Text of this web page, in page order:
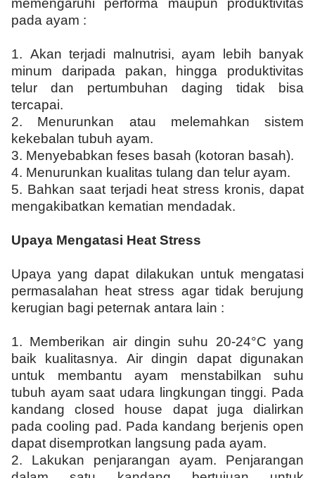
memengaruhi performa maupun produktivitas
pada ayam :
1. Akan terjadi malnutrisi, ayam lebih banyak
minum daripada pakan, hingga produktivitas
telur dan pertumbuhan daging tidak bisa
tercapai.
2. Menurunkan atau melemahkan sistem
kekebalan tubuh ayam.
3. Menyebabkan feses basah (kotoran basah).
4. Menurunkan kualitas tulang dan telur ayam.
5. Bahkan saat terjadi heat stress kronis, dapat
mengakibatkan kematian mendadak.
Upaya Mengatasi Heat Stress
Upaya yang dapat dilakukan untuk mengatasi
permasalahan heat stress agar tidak berujung
kerugian bagi peternak antara lain :
1. Memberikan air dingin suhu 20-24°C yang
baik kualitasnya. Air dingin dapat digunakan
untuk membantu ayam menstabilkan suhu
tubuh ayam saat udara lingkungan tinggi. Pada
kandang closed house dapat juga dialirkan
pada cooling pad. Pada kandang berjenis open
dapat disemprotkan langsung pada ayam.
2. Lakukan penjarangan ayam. Penjarangan